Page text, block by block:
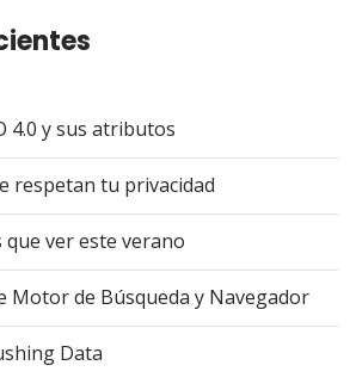
4.0 y sus atributos
respetan tu privacidad
que ver este verano
Motor de Búsqueda y Navegador
Data